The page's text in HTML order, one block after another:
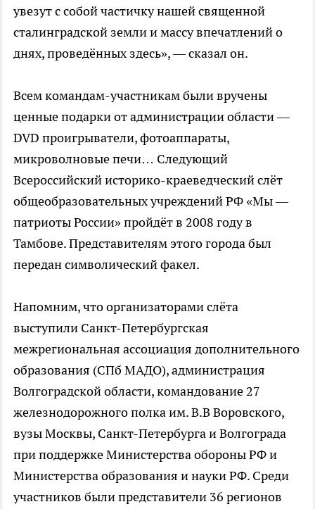
увезут с собой частичку нашей священной
сталинградской земли и массу впечатлений о
днях, проведённых здесь», — сказал он.
Всем командам-участникам были вручены
ценные подарки от администрации области —
DVD проигрыватели, фотоаппараты,
микроволновые печи… Следующий
Всероссийский историко-краеведческий слёт
общеобразовательных учреждений РФ «Мы —
патриоты России» пройдёт в 2008 году в
Тамбове. Представителям этого города был
передан символический факел.
Напомним, что организаторами слёта
выступили Санкт-Петербургская
межрегиональная ассоциация дополнительного
образования (СПб МАДО), администрация
Волгоградской области, командование 27
железнодорожного полка им. В.В Воровского,
вузы Москвы, Санкт-Петербурга и Волгограда
при поддержке Министерства обороны РФ и
Министерства образования и науки РФ. Среди
участников были представители 36 регионов